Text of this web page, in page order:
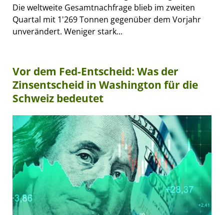
Die weltweite Gesamtnachfrage blieb im zweiten
Quartal mit 1'269 Tonnen gegenüber dem Vorjahr
unverändert. Weniger stark...
Vor dem Fed-Entscheid: Was der
Zinsentscheid in Washington für die
Schweiz bedeutet